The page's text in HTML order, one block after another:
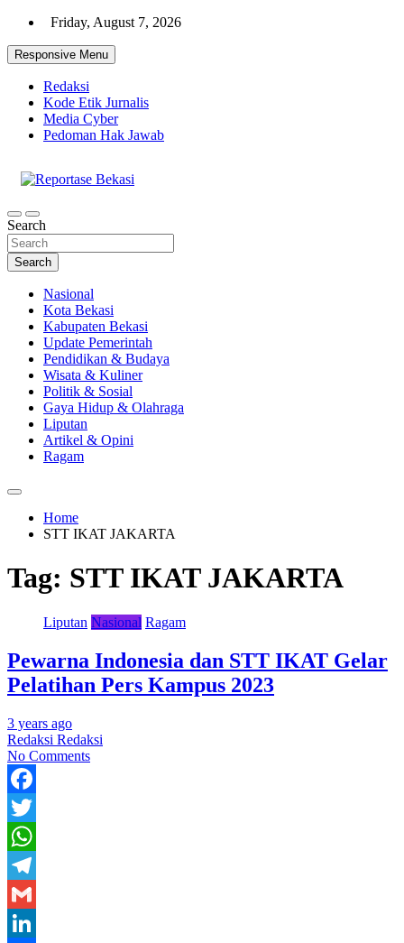
Skip
content
Friday, August 7, 2026
Responsive Menu
Redaksi
Kode Etik Jurnalis
Media Cyber
Pedoman Hak Jawab
Reportase Bekasi
Cakrawala Informasi Warga Bekasi
Search
Search
Nasional
Kota Bekasi
Kabupaten Bekasi
Update Pemerintah
Pendidikan & Budaya
Wisata & Kuliner
Politik & Sosial
Gaya Hidup & Olahraga
Liputan
Artikel & Opini
Ragam
Home
STT IKAT JAKARTA
Tag: STT IKAT JAKARTA
Liputan Nasional Ragam
Pewarna Indonesia dan STT IKAT Gelar
Pelatihan Pers Kampus 2023
3 years ago
Redaksi Redaksi
No Comments
Facebook
Twitter
WhatsApp
Telegram
Gmail